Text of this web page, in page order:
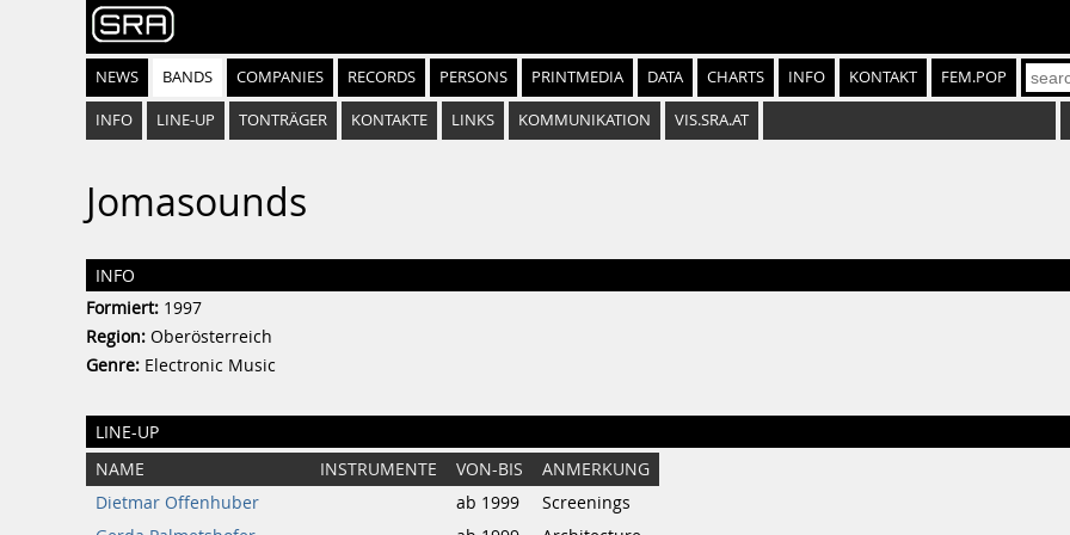
NEWS BANDS COMPANIES RECORDS PERSONS PRINTMEDIA DATA CHARTS INFO KONTAKT FEM.POP
INFO LINE-UP TONTRÄGER KONTAKTE LINKS KOMMUNIKATION VIS.SRA.AT
Jomasounds
INFO
Formiert: 1997
Region: Oberösterreich
Genre: Electronic Music
LINE-UP
NAME INSTRUMENTE VON-BIS
ANMERKUNG
Dietmar Offenhuber
ab 1999
Screenings